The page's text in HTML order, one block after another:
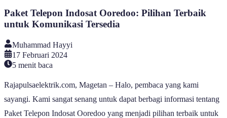
Paket Telepon Indosat Ooredoo: Pilihan Terbaik
untuk Komunikasi Tersedia
Muhammad Hayyi
17 Februari 2024
5 menit baca
Rajapulsaelektrik.com, Magetan – Halo, pembaca yang kami
sayangi. Kami sangat senang untuk dapat berbagi informasi tentang
Paket Telepon Indosat Ooredoo yang menjadi pilihan terbaik untuk